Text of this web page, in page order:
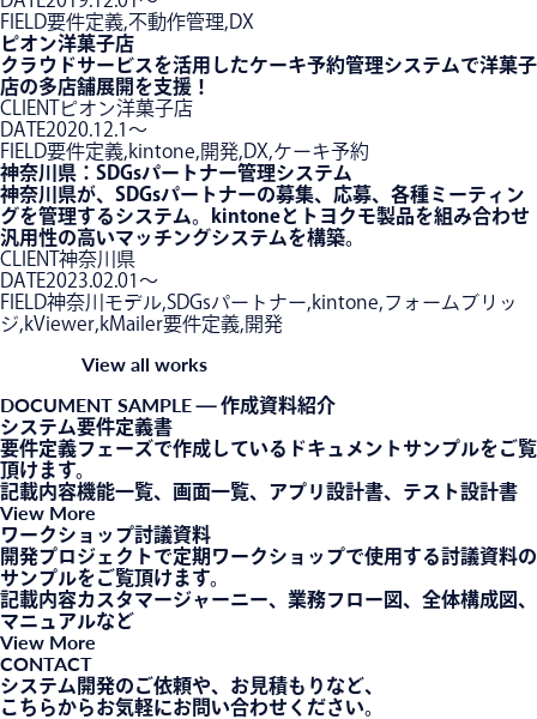
FIELD要件定義,不動作管理,DX
ピオン洋菓子店
クラウドサービスを活用したケーキ予約管理システムで洋菓子
店の多店舗展開を支援！
CLIENTピオン洋菓子店
DATE2020.12.1〜
FIELD要件定義,kintone,開発,DX,ケーキ予約
神奈川県：SDGsパートナー管理システム
神奈川県が、SDGsパートナーの募集、応募、各種ミーティン
グを管理するシステム。kintoneとトヨクモ製品を組み合わせ
汎用性の高いマッチングシステムを構築。
CLIENT神奈川県
DATE2023.02.01〜
FIELD神奈川モデル,SDGsパートナー,kintone,フォームブリッ
ジ,kViewer,kMailer要件定義,開発
View all works
DOCUMENT SAMPLE— 作成資料紹介
システム要件定義書
要件定義フェーズで作成しているドキュメントサンプルをご覧
頂けます。
記載内容機能一覧、画面一覧、アプリ設計書、テスト設計書
View More
ワークショップ討議資料
開発プロジェクトで定期ワークショップで使用する討議資料の
サンプルをご覧頂けます。
記載内容カスタマージャーニー、業務フロー図、全体構成図、
マニュアルなど
View More
CONTACT
システム開発のご依頼や、お見積もりなど、
こちらからお気軽にお問い合わせください。